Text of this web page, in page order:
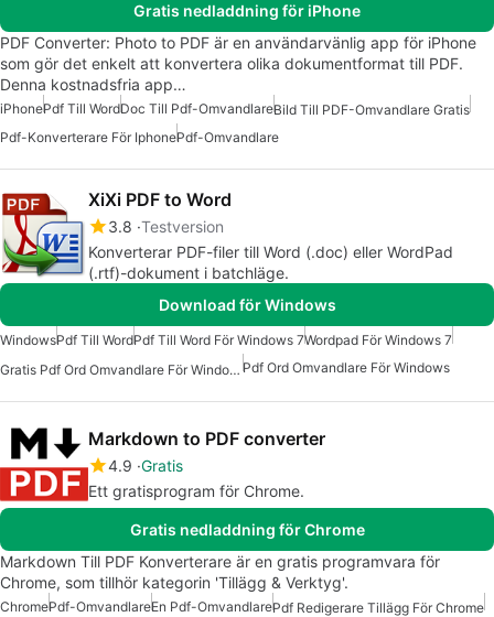
Gratis nedladdning för iPhone
PDF Converter: Photo to PDF är en användarvänlig app för iPhone
som gör det enkelt att konvertera olika dokumentformat till PDF.
Denna kostnadsfria app…
iPhonePdf Till WordDoc Till Pdf-OmvandlareBild Till PDF-Omvandlare Gratis
Pdf-Konverterare För IphonePdf-Omvandlare
XiXi PDF to Word
3.8 Testversion
Konverterar PDF-filer till Word (.doc) eller WordPad
(.rtf)-dokument i batchläge.
Download för Windows
WindowsPdf Till WordPdf Till Word För Windows 7Wordpad För Windows 7
Gratis Pdf Ord Omvandlare För Windows Pdf Ord Omvandlare För Windows
Markdown to PDF converter
4.9 Gratis
Ett gratisprogram för Chrome.
Gratis nedladdning för Chrome
Markdown Till PDF Konverterare är en gratis programvara för
Chrome, som tillhör kategorin 'Tillägg & Verktyg'.
ChromePdf-OmvandlareEn Pdf-OmvandlarePdf Redigerare Tillägg För Chrome